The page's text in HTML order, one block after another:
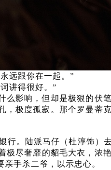
远跟你在一起。”
讲得很好。”
么影响，但却是极狠的伏
，极度孤寂。那个罗曼蒂
行。陆派马仔（杜淳饰）
极尽奢靡的貂毛大衣，浓
手杀二爷，以示忠心。